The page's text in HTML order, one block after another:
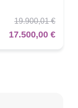
19.900,01 €
17.500,00 €